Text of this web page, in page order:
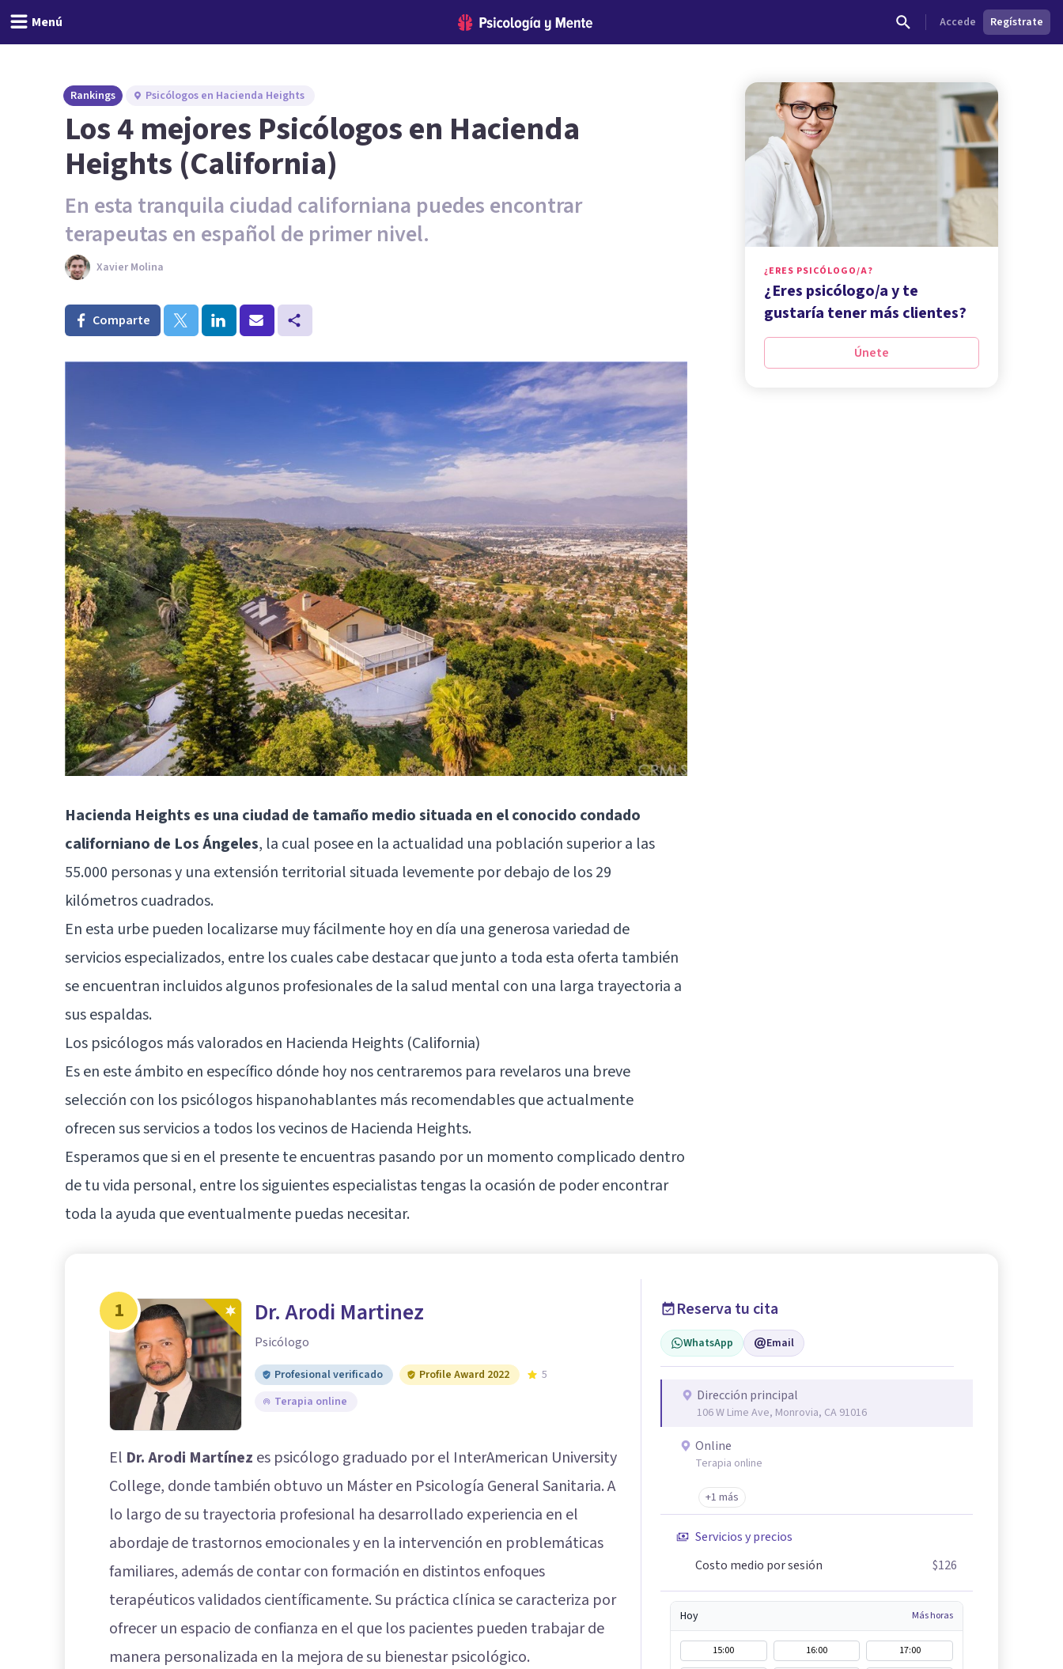
Menú Accede Regístrate
Rankings Psicólogos en Hacienda Heights
Los 4 mejores Psicólogos en Hacienda
Heights (California)
En esta tranquila ciudad californiana puedes encontrar
terapeutas en español de primer nivel.
Xavier Molina
Comparte
Hacienda Heights es una ciudad de tamaño medio situada en el conocido condado
californiano de Los Ángeles, la cual posee en la actualidad una población superior a las
55.000 personas y una extensión territorial situada levemente por debajo de los 29
kilómetros cuadrados.
En esta urbe pueden localizarse muy fácilmente hoy en día una generosa variedad de
servicios especializados, entre los cuales cabe destacar que junto a toda esta oferta también
se encuentran incluidos algunos profesionales de la salud mental con una larga trayectoria a
sus espaldas.
Los psicólogos más valorados en Hacienda Heights (California)
Es en este ámbito en específico dónde hoy nos centraremos para revelaros una breve
selección con los psicólogos hispanohablantes más recomendables que actualmente
ofrecen sus servicios a todos los vecinos de Hacienda Heights.
Esperamos que si en el presente te encuentras pasando por un momento complicado dentro
de tu vida personal, entre los siguientes especialistas tengas la ocasión de poder encontrar
toda la ayuda que eventualmente puedas necesitar.
¿ERES PSICÓLOGO/A?
¿Eres psicólogo/a y te
gustaría tener más clientes?
Únete
1 Dr. Arodi Martinez
Psicólogo
Profesional verificado Profile Award 2022
5
Terapia online
El Dr. Arodi Martínez es psicólogo graduado por el InterAmerican University
College, donde también obtuvo un Máster en Psicología General Sanitaria. A
lo largo de su trayectoria profesional ha desarrollado experiencia en el
abordaje de trastornos emocionales y en la intervención en problemáticas
familiares, además de contar con formación en distintos enfoques
terapéuticos validados científicamente. Su práctica clínica se caracteriza por
ofrecer un espacio de confianza en el que los pacientes pueden trabajar de
manera personalizada en la mejora de su bienestar psicológico.
Reserva tu cita
WhatsApp Email
Dirección principal
106 W Lime Ave, Monrovia, CA 91016
Online
Terapia online
+1 más
Servicios y precios
Costo medio por sesión
$126
Hoy Más horas
15:00 16:00
17:00